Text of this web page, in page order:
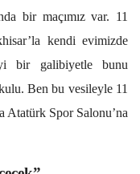
bir maçımız var. 11
kendi evimizde
bir galibiyetle bunu
Ben bu vesileyle 11
Atatürk Spor Salonu’na